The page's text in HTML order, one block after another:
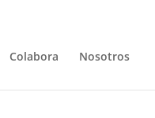
Colabora Nosotros